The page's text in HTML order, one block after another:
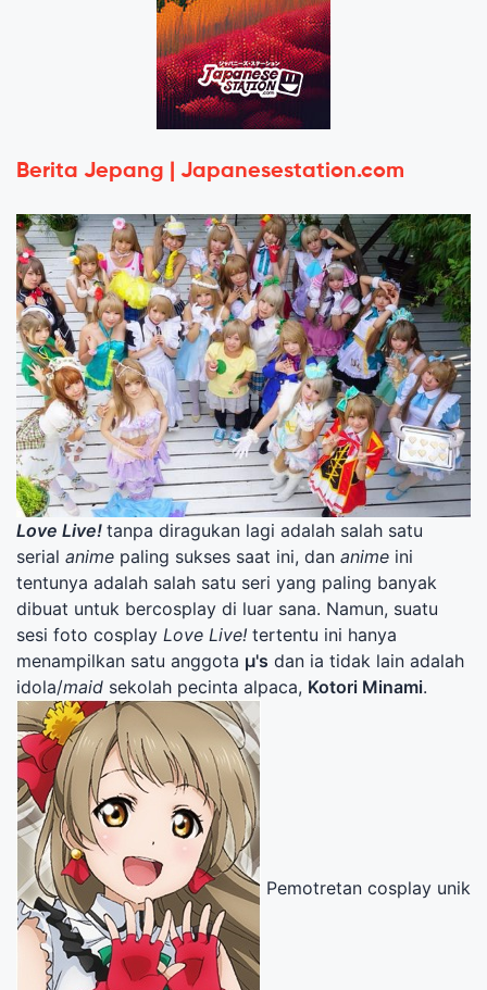
Berita Jepang | Japanesestation.com
Love Live! tanpa diragukan lagi adalah salah satu
serial anime paling sukses saat ini, dan anime ini
tentunya adalah salah satu seri yang paling banyak
dibuat untuk bercosplay di luar sana. Namun, suatu
sesi foto cosplay Love Live! tertentu ini hanya
menampilkan satu anggota μ's dan ia tidak lain adalah
idola/maid sekolah pecinta alpaca, Kotori Minami.
Pemotretan cosplay unik